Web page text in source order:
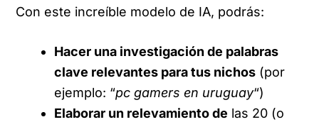
Con este increíble modelo de IA, podrás:
Hacer una investigación de palabras
clave relevantes para tus nichos (por
ejemplo: “pc gamers en uruguay“)
Elaborar un relevamiento de las 20 (o